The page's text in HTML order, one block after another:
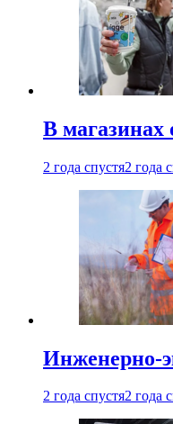
В
2 года спустя2 года
Инженерно-
2 года спустя2 года